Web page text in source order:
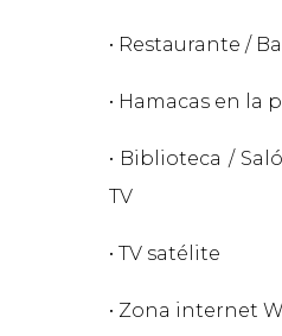
• Restaurante /
• Hamacas en la
• Biblioteca /
TV
• TV satélite
• Zona internet